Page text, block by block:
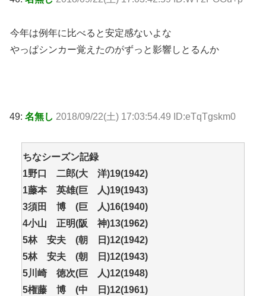
今年は例年に比べると安定感ないよな
やっぱシンカー覚えたのがずっと影響しとるんか
49: 名無し 2018/09/22(土) 17:03:54.49 ID:eTqTgskm0
ちなシーズン記録
1野口 二郎(大 洋)19(1942)
1藤本 英雄(巨 人)19(1943)
3須田 博 (巨 人)16(1940)
4小山 正明(阪 神)13(1962)
5林 安夫 (朝 日)12(1942)
5林 安夫 (朝 日)12(1943)
5川崎 徳次(巨 人)12(1948)
5権藤 博 (中 日)12(1961)